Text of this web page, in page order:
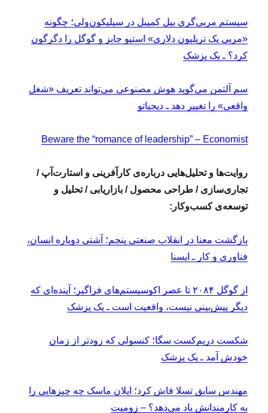
سیستم مربی‌گری بیل کمپبل در سیلیکون‌ولی؛ چگونه
«مربی یک تریلیون دلاری» استیو جابز و گوگل را دگرگون
کرد؟ ـ یک پزشک
سم آلتمن می‌گوید هوش مصنوعی می‌تواند تعریف «شغل
واقعی» را تغییر دهد ـ دیجیاتو
Beware the “romance of leadership” – Economist
روایت‌ها و تحلیل‌هایی درباره‌ی کارآفرینی و استارت‌آپ /
تجاری‌سازی / طراحی محصول / بازاریابی / تحلیل و
توسعه‌ی کسب‌وکار:
بازگشت معنا در انقلاب صنعتی پنجم؛ آشتی دوباره انسان،
فناوری و کار ـ ایسنا
از گوگل ۲۰۸۴ تا عصر اکوسیستم‌های فراگیر؛ آینده‌ای که
دیگر پیش‌بینی نیست، واقعیت است ـ یک پزشک
شکست دریم‌کست سگا؛ کنسولی که زودتر از زمان
خودش آمد ـ یک پزشک
مهندس سابق تسلا فاش کرد؛ ایلان ماسک چه چیزهایی را
به کارمندانش یاد می‌دهد؟ – زومیت